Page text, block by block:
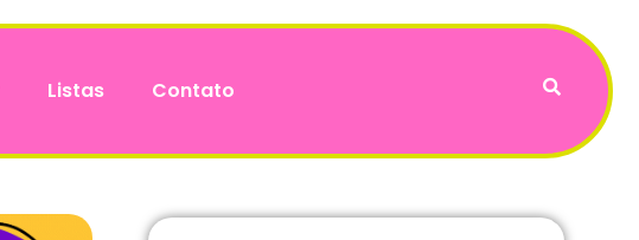
Listas Contato